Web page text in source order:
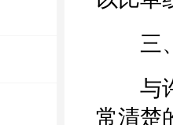
三、
与许
常清楚